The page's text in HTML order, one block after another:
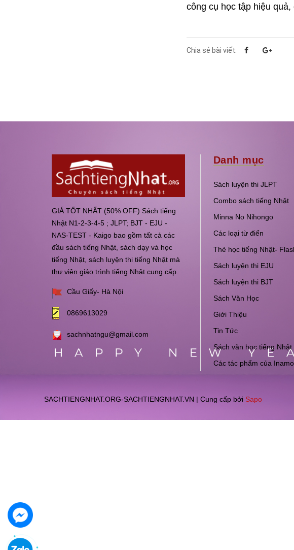
công cụ học tập hiệu
Chia sẻ bài viết:
GIÁ TỐT NHẤT (50% OFF) Sách tiếng
Nhật N1-2-3-4-5 ; JLPT; BJT - EJU -
NAS-TEST - Kaigo bao gồm tất cả các
đầu sách tiếng Nhật, sách dạy và học
tiếng Nhật, sách luyện thi tiếng Nhật mà
thư viện giáo trình tiếng Nhật cung cấp.
Cầu Giấy- Hà Nội
0869613029
sachnhatngu@gmail.com
Danh mục
Sách luyện thi JLPT
Combo sách tiếng Nhật
Minna No Nihongo
Các loại từ điển
Thẻ học tiếng Nhật-
Sách luyện thi EJU
Sách luyện thi BJT
Sách Văn Học
Giới Thiệu
Tin Tức
Sách văn học tiếng Nhật
Các tác phẩm của
SACHTIENGNHAT.ORG-SACHTIENGNHAT.VN | Cung cấp bởi Sapo